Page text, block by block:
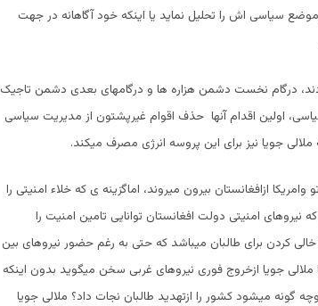
سیاسی اش را تحلیل نماید یا اینکه خود آگاهانه در جهت
درگام نخست دشمن هزاره ها و درگامهای بعدی دشمن تاجیک
اولین اقدام آنها حذف اقوام غیرپشتون از مدیریت سیاسی
جویا نیز برای این پروسه انرژی مصرف میکند.
ازافغانستان بیرون میروند، اماگزینه ی که خلاء امنیتی را
امنیتی دولت افغانستان توانایی تامین امنیت را
خالی کردن برای طالبان میباشد که حتی به رغم حضور نیروهای بین
ملالی جویا ازخروج فوری نیروهای غربی سخن میگوید بدون اینکه
گونه میشود کشور را ازتهدید طالبان نجات داد؟ ملالی جویا